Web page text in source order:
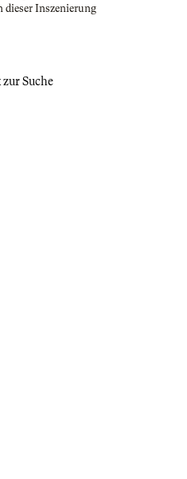
dieser Inszenierung
Suche